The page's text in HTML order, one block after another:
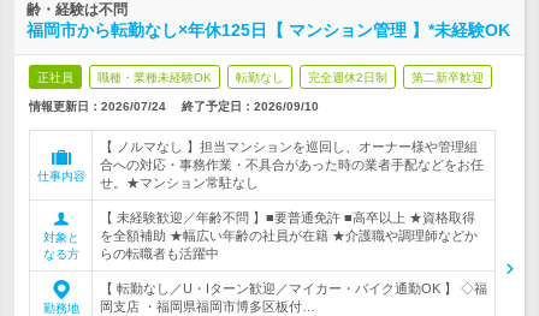
齢・経験は不問
福岡市から転勤なし×年休125日【 マンション管理 】*未経験OK
正社員 職種・業種未経験OK 転勤なし 完全週休2日制 第二新卒歓迎
情報更新日：2026/07/24 終了予定日： 2026/09/10
仕事内容
【 ノルマなし 】担当マンションを巡回し、オーナー様や管理組
合への対応・事務作業・不具合があった時の業者手配などをお任
せ。★マンション常駐なし
対象と
なる方
【 未経験歓迎／年齢不問 】■要普通免許 ■高卒以上 ★資格取得
を全額補助 ★幅広い年齢の社員が在籍 ★介護職や調理師などか
らの転職者も活躍中
勤務地
【 転勤なし／U・Iターン歓迎／マイカー・バイク通勤OK 】 ◇福
岡支店 ・福岡県福岡市博多区板付…